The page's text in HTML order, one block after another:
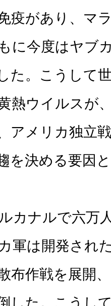
疫があり、マ
に今度はヤブ
た。こうして
熱ウイルスが
アメリカ独立
を決める要因
カナルで六万
軍は開発され
布作戦を展開